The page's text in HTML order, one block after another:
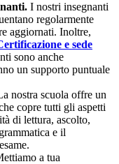
I nostri insegnanti
regolarmente
aggiornati. Inoltre,
e sede
sono anche
un supporto puntuale
nostra scuola offre un
copre tutti gli aspetti
di lettura, ascolto,
e il
a tua